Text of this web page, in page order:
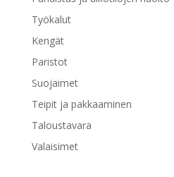
Työkalut
Kengät
Paristot
Suojaimet
Teipit ja pakkaaminen
Taloustavara
Valaisimet